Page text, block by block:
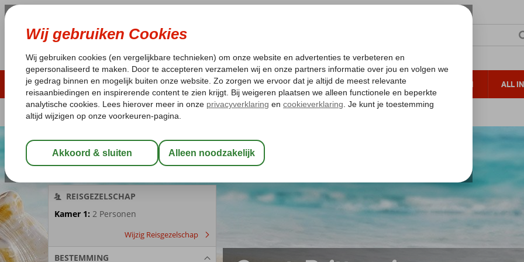
ZOMER 2026 LAST MINUTES WINTERZON ZONVAKANTIES VERRE REIZEN ALL
Laagsteprijsgarantie* Geen fueltoeslag Gratis annuleren*
REISGEZELSCHAP
Kamer 1: 2 Personen
Wijzig Reisgezelschap
BESTEMMING